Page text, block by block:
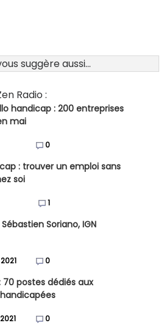
suggère aussi...
Radio :
handicap : 200 entreprises
mai
0
: trouver un emploi sans
soi
1
Soriano, IGN
0
70 postes dédiés aux
0